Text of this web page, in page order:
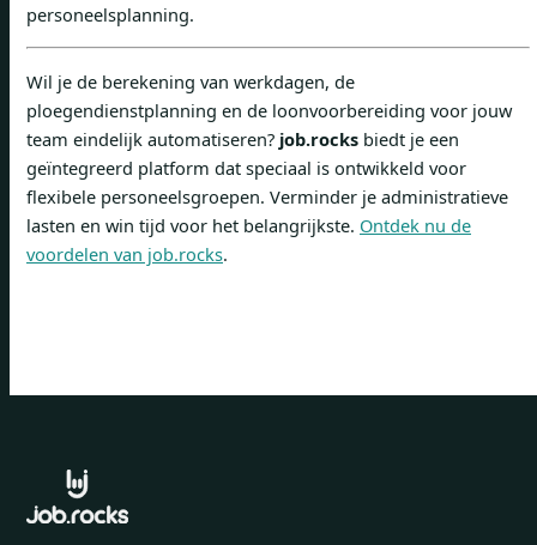
personeelsplanning.
Wil je de berekening van werkdagen, de
ploegendienstplanning en de loonvoorbereiding voor jouw
team eindelijk automatiseren? job.rocks biedt je een
geïntegreerd platform dat speciaal is ontwikkeld voor
flexibele personeelsgroepen. Verminder je administratieve
lasten en win tijd voor het belangrijkste. Ontdek nu de
voordelen van job.rocks.